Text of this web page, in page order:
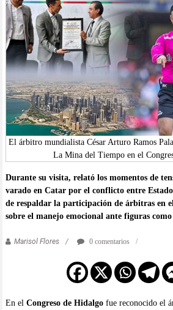
El árbitro mundialista César Arturo Ramos
La Mina del Tiempo en el
Durante su visita, relató los momentos de
varado en Catar por el conflicto entre
de respaldar la participación de árbitras en
sobre el manejo emocional ante figuras
Marisol Flores 0 comentarios
En el Congreso de Hidalgofue reconocido el